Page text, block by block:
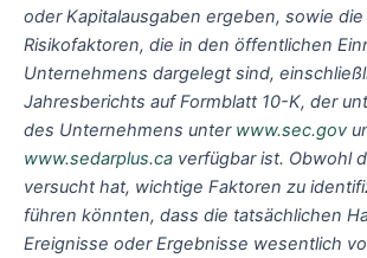
oder Kapitalausgaben ergeben, sowie
Risikofaktoren, die in den öffentlichen
Unternehmens dargelegt sind,
Jahresberichts auf Formblatt 10-K, der
des Unternehmens unter www.sec.gov
www.sedarplus.ca verfügbar ist. Obwohl
versucht hat, wichtige Faktoren zu
führen könnten, dass die tatsächlichen
Ereignisse oder Ergebnisse wesentlich